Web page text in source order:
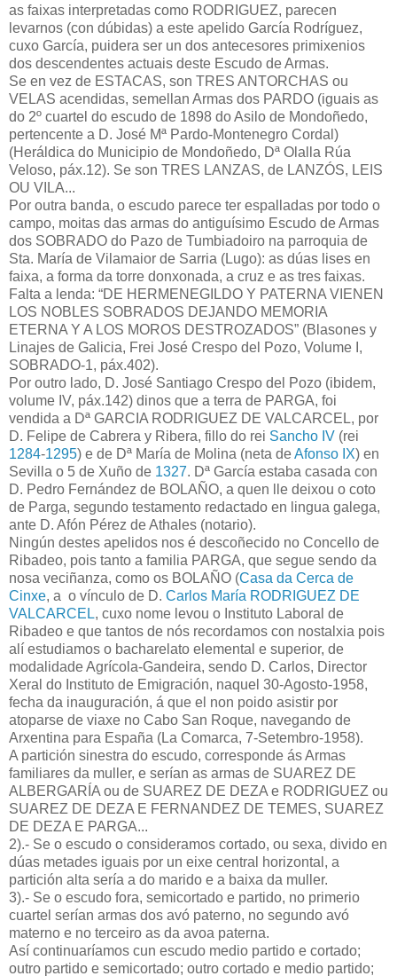
as faixas interpretadas como RODRIGUEZ, parecen
levarnos (con dúbidas) a este apelido García Rodríguez,
cuxo García, puidera ser un dos antecesores primixenios
dos descendentes actuais deste Escudo de Armas.
Se en vez de ESTACAS, son TRES ANTORCHAS ou
VELAS acendidas, semellan Armas dos PARDO (iguais as
do 2º cuartel do escudo de 1898 do Asilo de Mondoñedo,
pertencente a D. José Mª Pardo-Montenegro Cordal)
(Heráldica do Municipio de Mondoñedo, Dª Olalla Rúa
Veloso, páx.12). Se son TRES LANZAS, de LANZÓS, LEIS
OU VILA...
Por outra banda, o escudo parece ter espalladas por todo o
campo, moitas das armas do antiguísimo Escudo de Armas
dos SOBRADO do Pazo de Tumbiadoiro na parroquia de
Sta. María de Vilamaior de Sarria (Lugo): as dúas lises en
faixa, a forma da torre donxonada, a cruz e as tres faixas.
Falta a lenda: “DE HERMENEGILDO Y PATERNA VIENEN
LOS NOBLES SOBRADOS DEJANDO MEMORIA
ETERNA Y A LOS MOROS DESTROZADOS” (Blasones y
Linajes de Galicia, Frei José Crespo del Pozo, Volume I,
SOBRADO-1, páx.402).
Por outro lado, D. José Santiago Crespo del Pozo (ibidem,
volume IV, páx.142) dinos que a terra de PARGA, foi
vendida a Dª GARCIA RODRIGUEZ DE VALCARCEL, por
D. Felipe de Cabrera y Ribera, fillo do rei Sancho IV (rei
1284-1295) e de Dª María de Molina (neta deAfonso IX) en
Sevilla o 5 de Xuño de 1327. Dª García estaba casada con
D. Pedro Fernández de BOLAÑO, a quen lle deixou o coto
de Parga, segundo testamento redactado en lingua galega,
ante D. Afón Pérez de Athales (notario).
Ningún destes apelidos nos é descoñecido no Concello de
Ribadeo, pois tanto a familia PARGA, que segue sendo da
nosa veciñanza, como os BOLAÑO (Casa da Cerca de
Cinxe, a o vínculo de D. Carlos María RODRIGUEZ DE
VALCARCEL, cuxo nome levou o Instituto Laboral de
Ribadeo e que tantos de nós recordamos con nostalxia pois
alí estudiamos o bacharelato elemental e superior, de
modalidade Agrícola-Gandeira, sendo D. Carlos, Director
Xeral do Instituto de Emigración, naquel 30-Agosto-1958,
fecha da inauguración, á que el non poido asistir por
atoparse de viaxe no Cabo San Roque, navegando de
Arxentina para España (La Comarca, 7-Setembro-1958).
A partición sinestra do escudo, corresponde ás Armas
familiares da muller, e serían as armas de SUAREZ DE
ALBERGARÍA ou de SUAREZ DE DEZA e RODRIGUEZ ou
SUAREZ DE DEZA E FERNANDEZ DE TEMES, SUAREZ
DE DEZA E PARGA...
2).- Se o escudo o consideramos cortado, ou sexa, divido en
dúas metades iguais por un eixe central horizontal, a
partición alta sería a do marido e a baixa da muller.
3).- Se o escudo fora, semicortado e partido, no primerio
cuartel serían armas dos avó paterno, no segundo avó
materno e no terceiro as da avoa paterna.
Así continuaríamos cun escudo medio partido e cortado;
outro partido e semicortado; outro cortado e medio partido;